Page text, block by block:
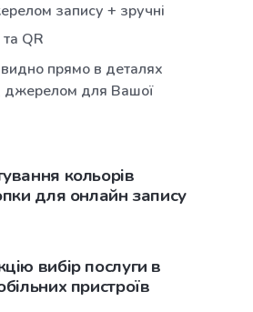
запису + зручні
QR
видно прямо в деталях
джерелом для Вашої
кольорів
для онлайн запису
вибір послуги в
пристроїв